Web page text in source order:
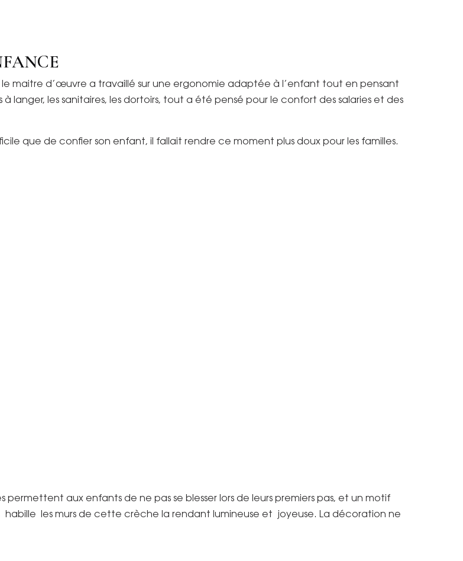
maitre d’œuvre a travaillé sur une ergonomie adaptée à l’enfant tout en pensant
langer, les sanitaires, les dortoirs, tout a été pensé pour le confort des salaries et des
que de confier son enfant, il fallait rendre ce moment plus doux pour les familles.
aux enfants de ne pas se blesser lors de leurs premiers pas, et un motif
habille les murs de cette crèche la rendant lumineuse et joyeuse. La décoration ne